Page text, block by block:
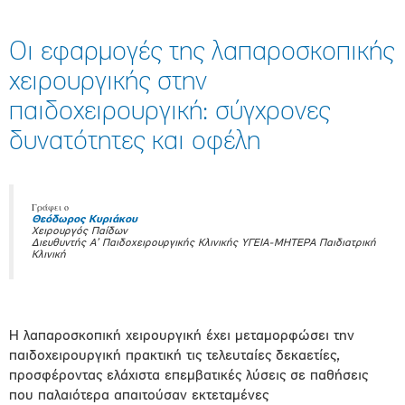
Οι εφαρμογές της λαπαροσκοπικής
χειρουργικής στην
παιδοχειρουργική: σύγχρονες
δυνατότητες και οφέλη
Γράφει ο
Θεόδωρος Κυριάκου
Χειρουργός Παίδων
Διευθυντής Α’ Παιδοχειρουργικής Κλινικής ΥΓΕΙΑ-ΜΗΤΕΡΑ Παιδιατρική
Κλινική
Η λαπαροσκοπική χειρουργική έχει μεταμορφώσει την
παιδοχειρουργική πρακτική τις τελευταίες δεκαετίες,
προσφέροντας ελάχιστα επεμβατικές λύσεις σε παθήσεις
που παλαιότερα απαιτούσαν εκτεταμένες